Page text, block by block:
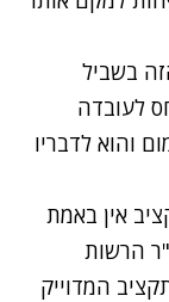
בשביל
לעובדה
והוא לדבריו
אין באמת
הרשות
המדוייק